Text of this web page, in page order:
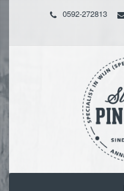
0592-272813